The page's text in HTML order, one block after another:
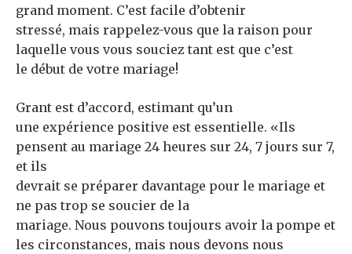
grand moment. C’est facile d’obtenir
stressé, mais rappelez-vous que la raison pour
laquelle vous vous souciez tant est que c’est
le début de votre mariage!
Grant est d’accord, estimant qu’un
une expérience positive est essentielle. «Ils
pensent au mariage 24 heures sur 24, 7 jours sur 7,
et ils
devrait se préparer davantage pour le mariage et
ne pas trop se soucier de la
mariage. Nous pouvons toujours avoir la pompe et
les circonstances, mais nous devons nous